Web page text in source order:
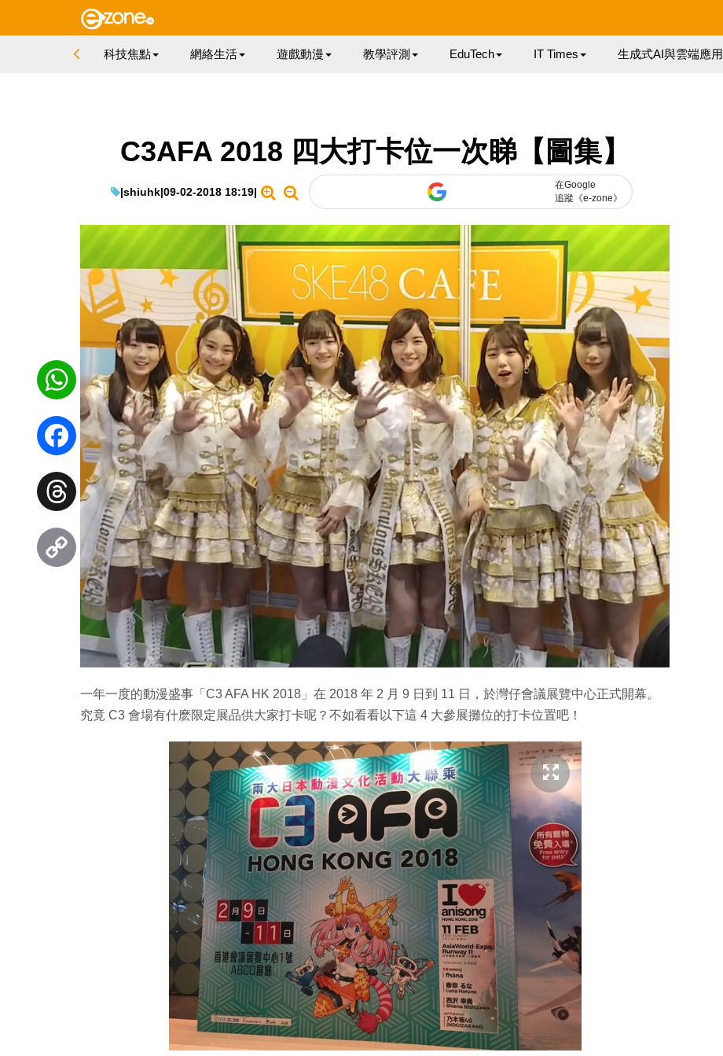
科技焦點 網絡生活 遊戲動漫 教學評測 EduTech IT Times 生成式AI與雲端應用
C3AFA 2018 四大打卡位一次睇【圖集】
|shiuhk|09-02-2018 18:19|
在Google
追蹤《e-zone》
一年一度的動漫盛事「C3 AFA HK 2018」在 2018 年 2 月 9 日到 11 日，於灣仔會議展覽中心正式開幕。
究竟 C3 會場有什麽限定展品供大家打卡呢？不如看看以下這 4 大參展攤位的打卡位置吧！
WhatsApp
Facebook
Threads
Copy
Link